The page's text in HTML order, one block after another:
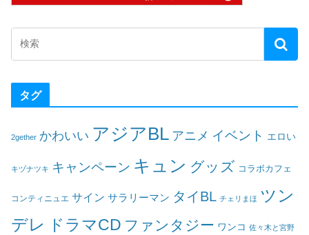
タグ
2gether かわいい アジアBL アニメ イベント エロい
キヅナツキ キャンペーン キュン グッズ コラボカフェ
コンティニュエ サイン サラリーマン タイBL チェリまほ ツン
デレ
ドラマCD ファンタジー ワンコ 佐々木と宮野